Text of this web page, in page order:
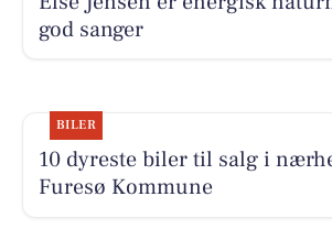
god sanger
BILER
10 dyreste biler til salg i
Furesø Kommune